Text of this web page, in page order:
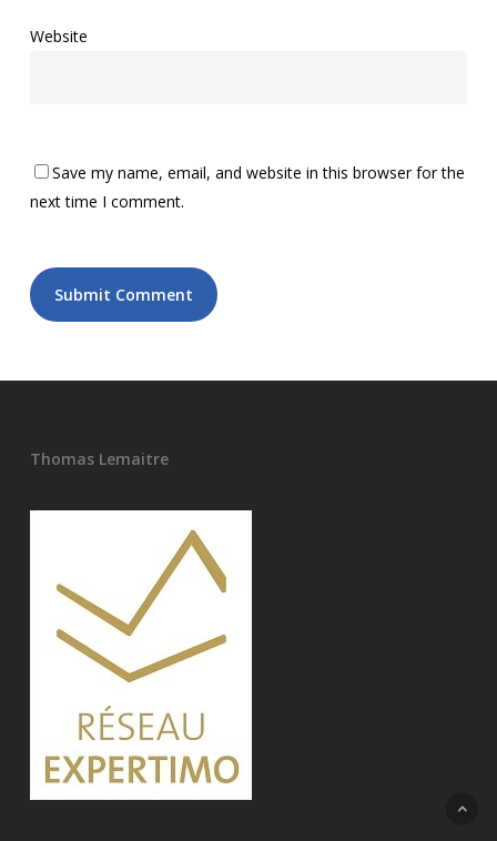
Website
Save my name, email, and website in this browser for the
next time I comment.
Thomas Lemaitre